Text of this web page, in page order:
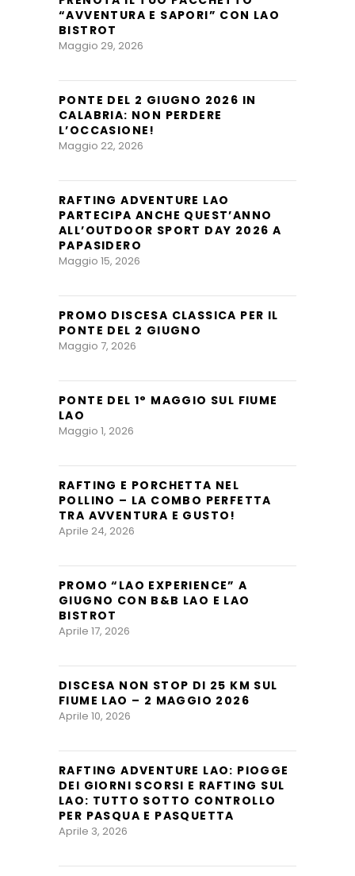
“AVVENTURA E SAPORI” CON LAO
BISTROT
Maggio 29, 2026
PONTE DEL 2 GIUGNO 2026 IN
CALABRIA: NON PERDERE
L’OCCASIONE!
Maggio 22, 2026
RAFTING ADVENTURE LAO
PARTECIPA ANCHE QUEST’ANNO
ALL’OUTDOOR SPORT DAY 2026 A
PAPASIDERO
Maggio 15, 2026
PROMO DISCESA CLASSICA PER IL
PONTE DEL 2 GIUGNO
Maggio 7, 2026
PONTE DEL 1° MAGGIO SUL FIUME
LAO
Maggio 1, 2026
RAFTING E PORCHETTA NEL
POLLINO – LA COMBO PERFETTA
TRA AVVENTURA E GUSTO!
Aprile 24, 2026
PROMO “LAO EXPERIENCE” A
GIUGNO CON B&B LAO E LAO
BISTROT
Aprile 17, 2026
DISCESA NON STOP DI 25 KM SUL
FIUME LAO – 2 MAGGIO 2026
Aprile 10, 2026
RAFTING ADVENTURE LAO: PIOGGE
DEI GIORNI SCORSI E RAFTING SUL
LAO: TUTTO SOTTO CONTROLLO
PER PASQUA E PASQUETTA
Aprile 3, 2026